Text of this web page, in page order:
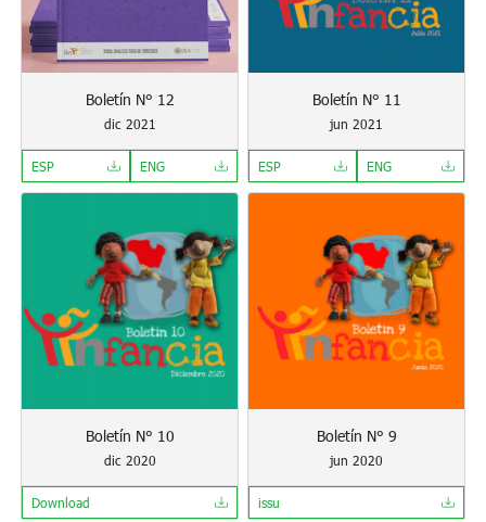
Boletín N° 12
dic 2021
ESP ENG
Boletín N° 11
jun 2021
ESP ENG
Boletín N° 10
dic 2020
Download
Boletín N° 9
jun 2020
issu